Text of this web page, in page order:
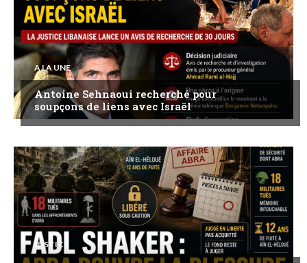
A LA UNE
Antoine Sehnaoui recherché pour
soupçons de liens avec Israël
JUSTICE